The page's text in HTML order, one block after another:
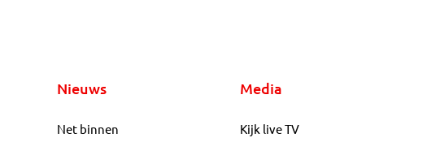
Nieuws
Net binnen
Media
Kijk live TV